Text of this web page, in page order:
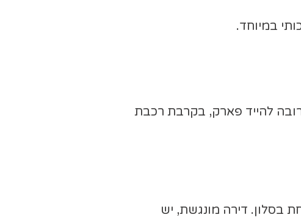
במיוחד.
ללא מטבח, קרובה להייד פארק, בקרבת רכבת
בסלון. דירה מונגשת, יש